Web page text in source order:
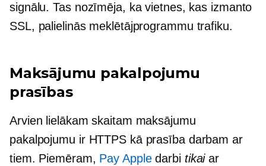
signālu. Tas nozīmēja, ka vietnes, kas izmanto
SSL, palielinās meklētājprogrammu trafiku.
Maksājumu pakalpojumu
prasības
Arvien lielākam skaitam maksājumu
pakalpojumu ir HTTPS kā prasība darbam ar
tiem. Piemēram, Pay Appledarbi tikaiar